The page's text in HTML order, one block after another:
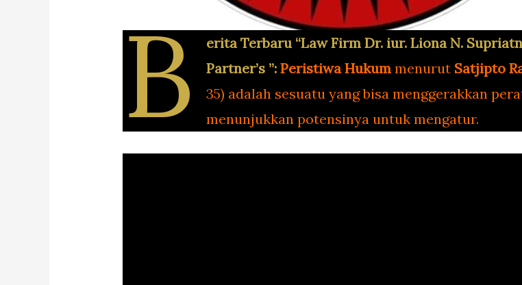
B
erita Terbaru “Law Firm Dr. iur. Liona N.
Partner’s ”: Peristiwa Hukummenurut Satjipto
35) adalah sesuatu yang bisa menggerakkan
menunjukkan potensinya untuk mengatur.